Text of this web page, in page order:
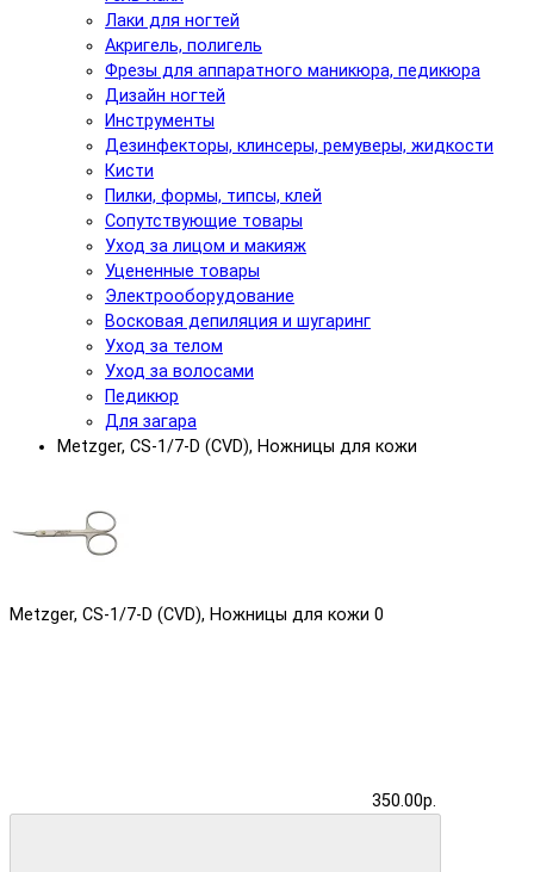
Лаки для ногтей
Акригель, полигель
Фрезы для аппаратного маникюра, педикюра
Дизайн ногтей
Инструменты
Дезинфекторы, клинсеры, ремуверы, жидкости
Кисти
Пилки, формы, типсы, клей
Сопутствующие товары
Уход за лицом и макияж
Уцененные товары
Электрооборудование
Восковая депиляция и шугаринг
Уход за телом
Уход за волосами
Педикюр
Для загара
Metzger, CS-1/7-D (CVD), Ножницы для кожи
Metzger, CS-1/7-D (CVD), Ножницы для кожи 0
350.00р.